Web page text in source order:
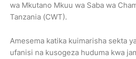
wa Mkutano Mkuu wa Saba wa
Tanzania (CWT).
Amesema katika kuimarisha sekta
ufanisi na kusogeza huduma kwa